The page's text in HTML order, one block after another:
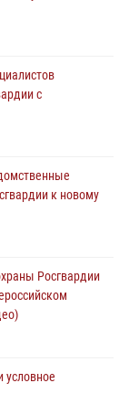
с
к новому
Росгвардии
условное